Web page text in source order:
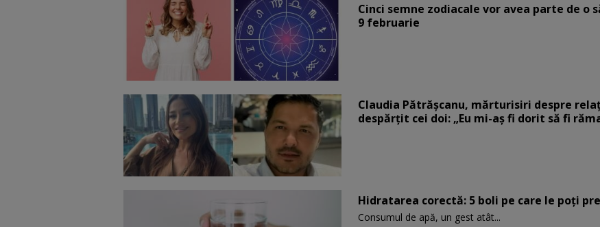
Cinci semne zodiacale vor avea parte de o
9 februarie
Claudia Pătrășcanu, mărturisiri despre
despărțit cei doi: „Eu mi-aș fi dorit să fi
Hidratarea corectă: 5 boli pe care le poți
Consumul de apă, un gest atât...